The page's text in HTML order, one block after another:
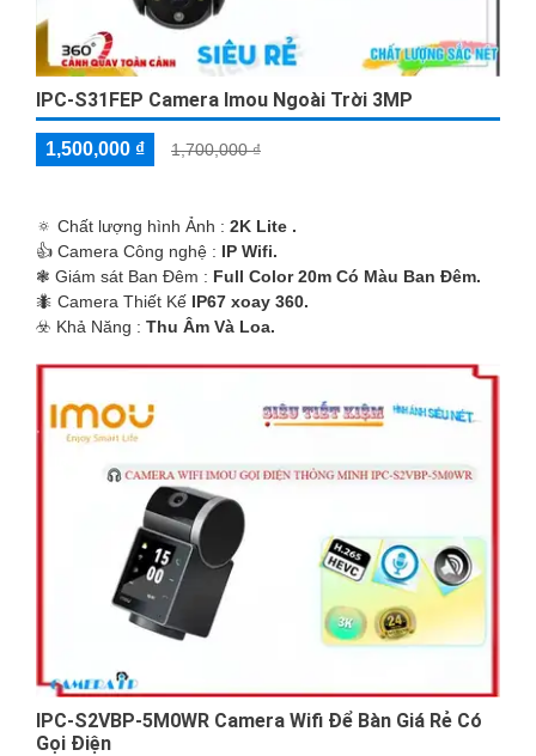
IPC-S31FEP Camera Imou Ngoài Trời 3MP
1,500,000 ₫ 1,700,000 ₫
🔅 Chất lượng hình Ảnh : 2K Lite .
👍 Camera Công nghệ : IP Wifi.
❃ Giám sát Ban Đêm : Full Color 20m Có Màu Ban Ðêm.
🐜 Camera Thiết Kế IP67 xoay 360.
️☣️ Khả Năng : Thu Âm Và Loa.
IPC-S2VBP-5M0WR Camera Wifi Để Bàn Giá Rẻ Có
Gọi Điện